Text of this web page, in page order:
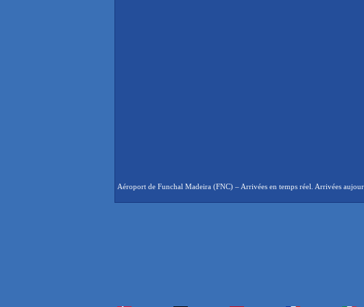
Aéroport de Funchal Madeira (FNC) – Arrivées en temps réel. Arrivées